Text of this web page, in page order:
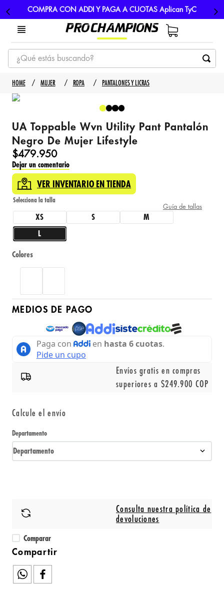
COMPRA CON ADDI Y PAGA A CUOTAS Aplican TyC
¿Qué estás buscando?
TÉRMINOS MÁS BUSCADOS
1
3. nike
4. guayos
5. gorras
MUJER ROPA PANTALONES Y LICRAS
UA Toppable Wvn Utility Pant Pantalón
Negro De Mujer Lifestyle
$479.950
Dejar un comentario
VER INVENTARIO EN TIENDA
Guía de tallas
XS S M
L
Colores
MEDIOS DE PAGO
Envíos gratis en compras
superiores a $249.900 COP
Calcule el envío
Departamento
Departamento
Consulta nuestra política de
devoluciones
Comparar